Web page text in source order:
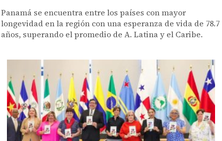
Panamá se encuentra entre los países con mayor
longevidad en la región con una esperanza de vida de 78.7
años, superando el promedio de A. Latina y el Caribe.